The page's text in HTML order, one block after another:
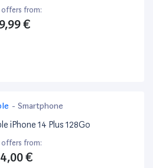
offers from:
€
- Smartphone
iPhone 14 Plus 128Go
offers from:
€